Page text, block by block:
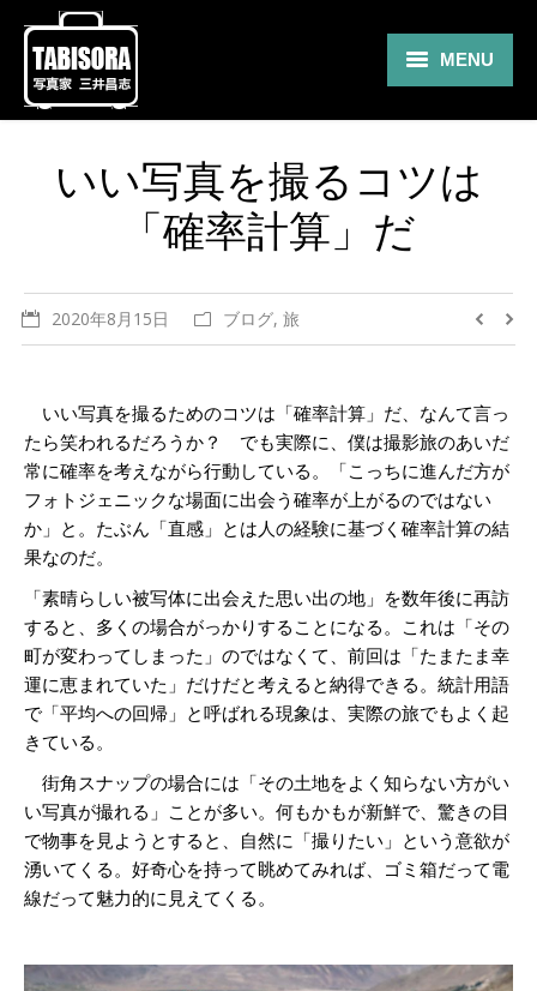
MENU
Gallery
Travel
About
Blog
Shop
Contact
いい写真を撮るコツは
「確率計算」だ
2020年8月15日 ブログ, 旅
いい写真を撮るためのコツは「確率計算」だ、なんて言っ
たら笑われるだろうか？ でも実際に、僕は撮影旅のあいだ
常に確率を考えながら行動している。「こっちに進んだ方が
フォトジェニックな場面に出会う確率が上がるのではない
か」と。たぶん「直感」とは人の経験に基づく確率計算の結
果なのだ。
「素晴らしい被写体に出会えた思い出の地」を数年後に再訪
すると、多くの場合がっかりすることになる。これは「その
町が変わってしまった」のではなくて、前回は「たまたま幸
運に恵まれていた」だけだと考えると納得できる。統計用語
で「平均への回帰」と呼ばれる現象は、実際の旅でもよく起
きている。
街角スナップの場合には「その土地をよく知らない方がい
い写真が撮れる」ことが多い。何もかもが新鮮で、驚きの目
で物事を見ようとすると、自然に「撮りたい」という意欲が
湧いてくる。好奇心を持って眺めてみれば、ゴミ箱だって電
線だって魅力的に見えてくる。